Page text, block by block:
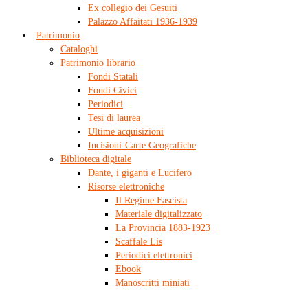
Ex collegio dei Gesuiti
Palazzo Affaitati 1936-1939
Patrimonio
Cataloghi
Patrimonio librario
Fondi Statali
Fondi Civici
Periodici
Tesi di laurea
Ultime acquisizioni
Incisioni-Carte Geografiche
Biblioteca digitale
Dante, i giganti e Lucifero
Risorse elettroniche
Il Regime Fascista
Materiale digitalizzato
La Provincia 1883-1923
Scaffale Lis
Periodici elettronici
Ebook
Manoscritti miniati